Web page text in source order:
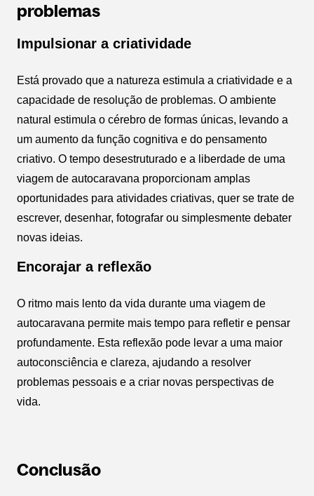
problemas
Impulsionar a criatividade
Está provado que a natureza estimula a criatividade e a
capacidade de resolução de problemas. O ambiente
natural estimula o cérebro de formas únicas, levando a
um aumento da função cognitiva e do pensamento
criativo. O tempo desestruturado e a liberdade de uma
viagem de autocaravana proporcionam amplas
oportunidades para atividades criativas, quer se trate de
escrever, desenhar, fotografar ou simplesmente debater
novas ideias.
Encorajar a reflexão
O ritmo mais lento da vida durante uma viagem de
autocaravana permite mais tempo para refletir e pensar
profundamente. Esta reflexão pode levar a uma maior
autoconsciência e clareza, ajudando a resolver
problemas pessoais e a criar novas perspectivas de
vida.
Conclusão